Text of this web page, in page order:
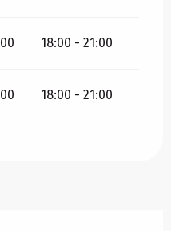
18:00 - 21:00
18:00 - 21:00